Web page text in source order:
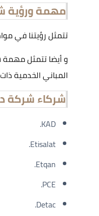
مهمة ورؤية
تتمثل رؤيتنا في
و أيضا تتمثل مهمة
المباني الخدمية
شركاء شركة
KAD.
Etisalat.
Etqan.
PCE.
Detac.